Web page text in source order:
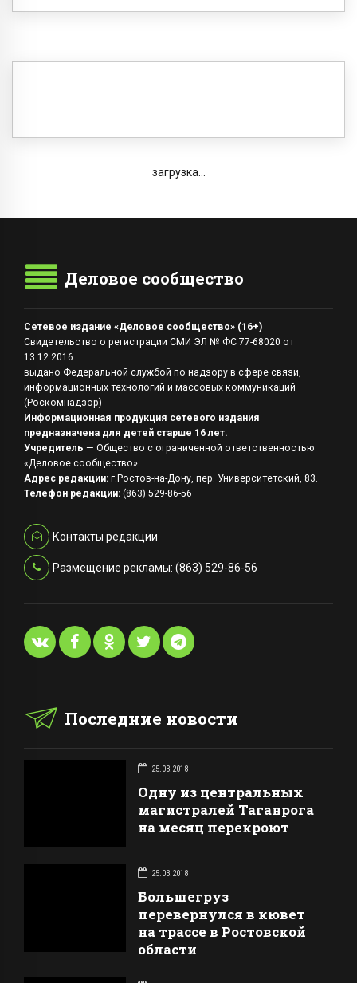
загрузка...
Деловое сообщество
Сетевое издание «Деловое сообщество» (16+)
Свидетельство о регистрации СМИ ЭЛ № ФС 77-68020 от
13.12.2016
выдано Федеральной службой по надзору в сфере связи,
информационных технологий и массовых коммуникаций
(Роскомнадзор)
Информационная продукция сетевого издания
предназначена для детей старше 16 лет.
Учредитель — Общество с ограниченной ответственностью
«Деловое сообщество»
Адрес редакции: г.Ростов-на-Дону, пер. Университетский, 83.
Телефон редакции: (863) 529-86-56
Контакты редакции
Размещение рекламы: (863) 529-86-56
Последние новости
25.03.2018
Одну из центральных
магистралей Таганрога
на месяц перекроют
25.03.2018
Большегруз
перевернулся в кювет
на трассе в Ростовской
области